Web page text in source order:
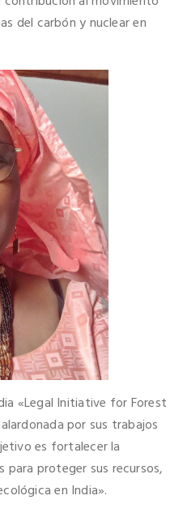
del carbón y nuclear en
«Legal Initiative for Forest
por sus trabajos
es fortalecer la
para proteger sus recursos,
en India».